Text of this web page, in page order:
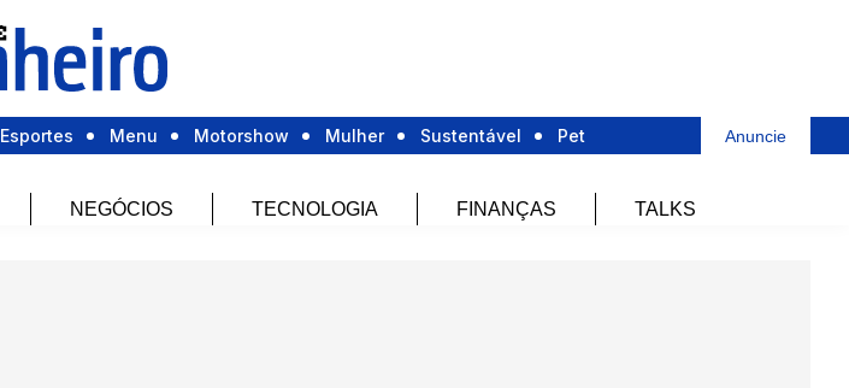
Esportes Menu Motorshow Mulher Sustentável Pet Anuncie
NEGÓCIOS TECNOLOGIA FINANÇAS TALKS